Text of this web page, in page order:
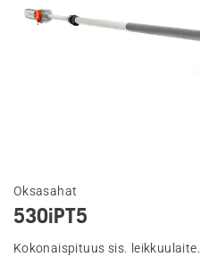
Katso
lisätietoja
tuotteesta
Oksasahat
530iPT5
Kokonaispituus sis. leikkuulaite.